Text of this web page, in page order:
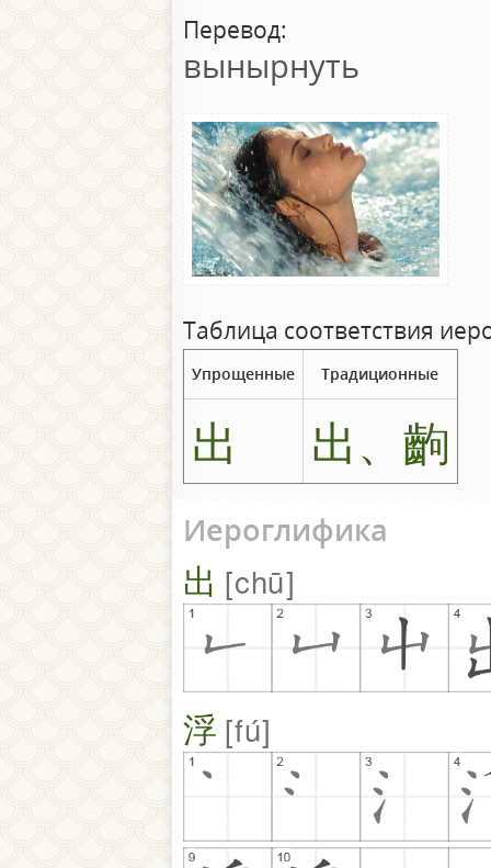
Перевод:
вынырнуть
Таблица соответствия
Упрощенные Традиционные
出 出、齣
Иероглифика
出 chū
浮 fú